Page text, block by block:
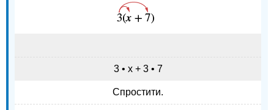
3 • х + 3 • 7
Спростити.